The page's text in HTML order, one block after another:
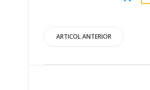
Post
navigation
ARTICOL ANTERIOR